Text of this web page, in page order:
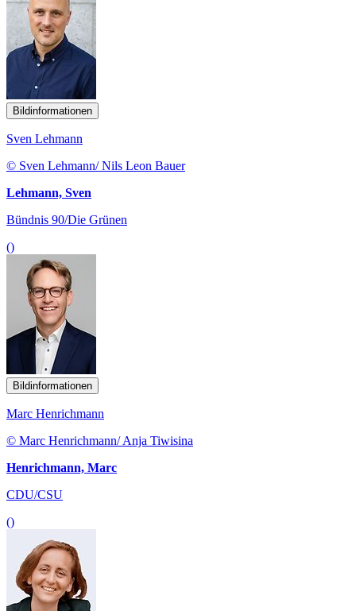
Bildinformationen
Sven Lehmann
© Sven Lehmann/ Nils Leon Bauer
Lehmann, Sven
Bündnis 90/Die Grünen
()
Bildinformationen
Marc Henrichmann
© Marc Henrichmann/ Anja Tiwisina
Henrichmann, Marc
CDU/CSU
()